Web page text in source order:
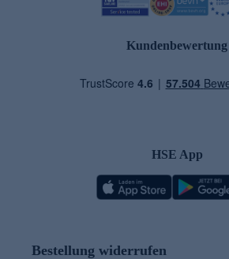
Kundenbewertung
HSE App
Bestellung widerrufen